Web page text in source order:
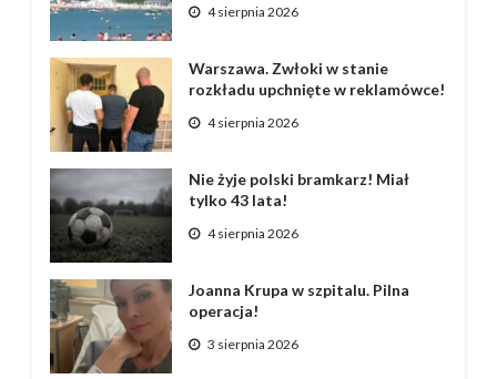
4 sierpnia 2026
Warszawa. Zwłoki w stanie
rozkładu upchnięte w reklamówce!
4 sierpnia 2026
Nie żyje polski bramkarz! Miał
tylko 43 lata!
4 sierpnia 2026
Joanna Krupa w szpitalu. Pilna
operacja!
3 sierpnia 2026